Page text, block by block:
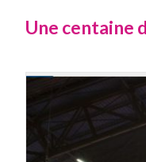
Une centaine